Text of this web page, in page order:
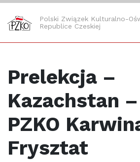
Polski Związek Kulturalno-
Republice Czeskiej
Prelekcja –
Kazachstan
PZKO
Frysztat